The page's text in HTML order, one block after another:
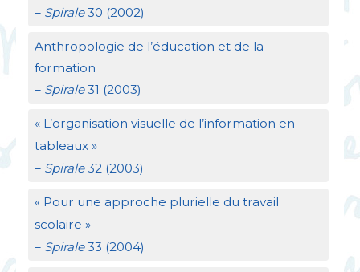
– Spirale30 (2002)
Anthropologie de l’éducation et de la
formation
– Spirale31 (2003)
« L’organisation visuelle de l’information en
tableaux »
– Spirale32 (2003)
« Pour une approche plurielle du travail
scolaire »
– Spirale33 (2004)